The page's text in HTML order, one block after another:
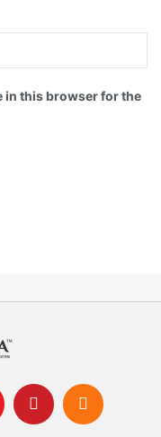
in this browser for the